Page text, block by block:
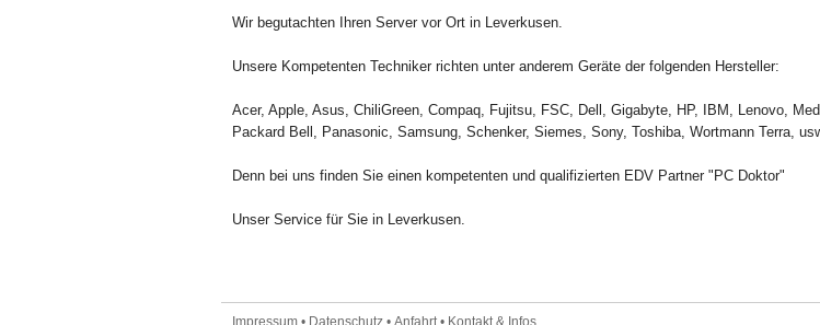
Wir begutachten Ihren Server vor Ort in Leverkusen.
Unsere Kompetenten Techniker richten unter anderem Geräte der folgenden Hersteller:
Acer, Apple, Asus, ChiliGreen, Compaq, Fujitsu, FSC, Dell, Gigabyte, HP, IBM, Lenovo,
Packard Bell, Panasonic, Samsung, Schenker, Siemes, Sony, Toshiba, Wortmann Terra,
Denn bei uns finden Sie einen kompetenten und qualifizierten EDV Partner "PC Doktor"
Unser Service für Sie in Leverkusen.
Impressum • Datenschutz • Anfahrt • Kontakt & Infos